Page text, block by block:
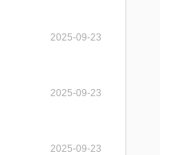
2025-09-23
2025-09-23
2025-09-23